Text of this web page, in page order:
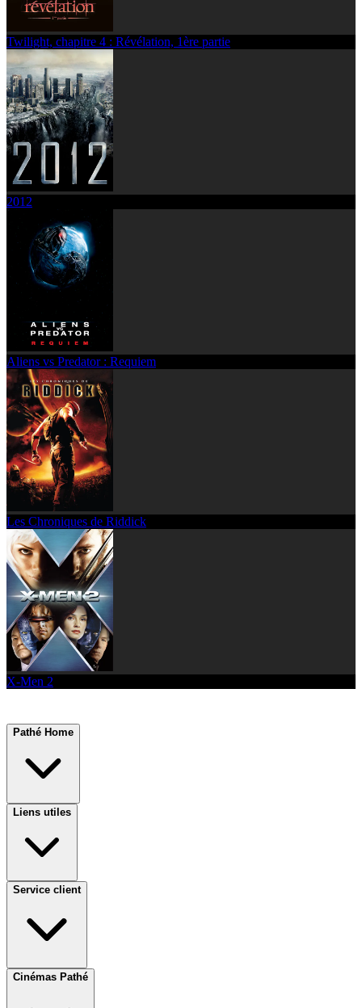
Twilight, chapitre 4 : Révélation, 1ère partie
2012
Aliens vs Predator : Requiem
Les Chroniques de Riddick
X-Men 2
Pathé Home
Liens utiles
Service client
Cinémas Pathé